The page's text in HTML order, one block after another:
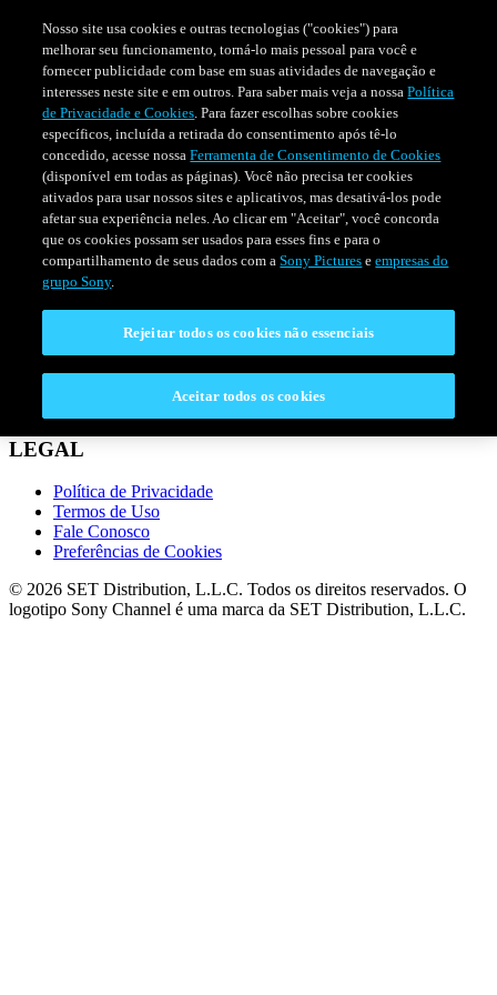
SÉRIESPROGRAMAÇÃO
CONECTAR
Perguntas Frequentes
LEGAL
Política de Privacidade
Termos de Uso
Fale Conosco
Preferências de Cookies
© 2026 SET Distribution, L.L.C. Todos os direitos reservados. O
logotipo Sony Channel é uma marca da SET Distribution, L.L.C.
Nosso site usa cookies e outras tecnologias ("cookies") para
melhorar seu funcionamento, torná-lo mais pessoal para você e
fornecer publicidade com base em suas atividades de navegação e
interesses neste site e em outros. Para saber mais veja a nossaPolítica
de Privacidade e Cookies. Para fazer escolhas sobre cookies
específicos, incluída a retirada do consentimento após tê-lo
concedido, acesse nossaFerramenta de Consentimento de Cookies
(disponível em todas as páginas). Você não precisa ter cookies
ativados para usar nossos sites e aplicativos, mas desativá-los pode
afetar sua experiência neles. Ao clicar em "Aceitar", você concorda
que os cookies possam ser usados para esses fins e para o
compartilhamento de seus dados com aSony Pictures eempresas do
grupo Sony.
Rejeitar todos os cookies não essenciais
Aceitar todos os cookies